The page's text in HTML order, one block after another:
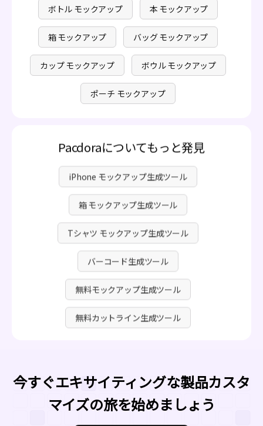
ボトル モックアップ 本 モックアップ
箱 モックアップ バッグ モックアップ
カップ モックアップ ボウル モックアップ
ポーチ モックアップ
Pacdoraについてもっと発見
iPhone モックアップ生成ツール
箱 モックアップ生成ツール
Tシャツ モックアップ生成ツール
バーコード生成ツール
無料モックアップ生成ツール
無料カットライン生成ツール
今すぐエキサイティングな製品カスタ
マイズの旅を始めましょう